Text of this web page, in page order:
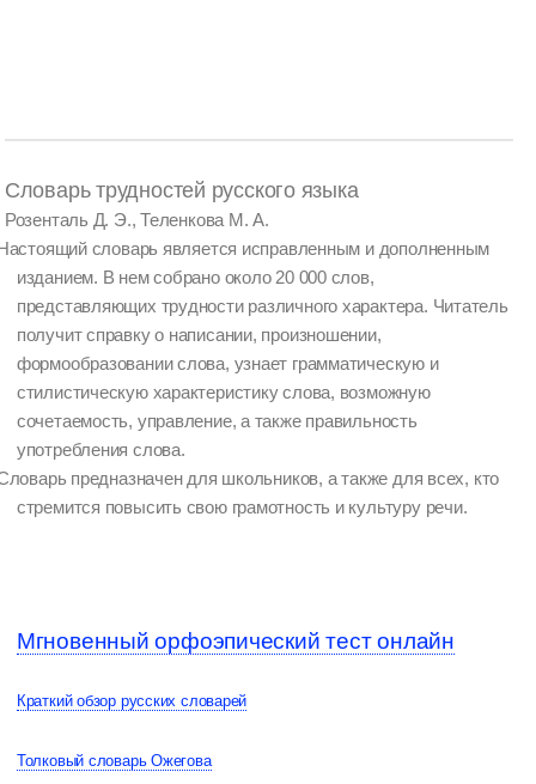
Словарь трудностей русского языка
Розенталь Д. Э., Теленкова М. А.
словарь является исправленным и дополненным
изданием. В нем собрано около 20 000 слов,
представляющих трудности различного характера. Читатель
получит справку о написании, произношении,
формообразовании слова, узнает грамматическую и
стилистическую характеристику слова, возможную
сочетаемость, управление, а также правильность
употребления слова.
предназначен для школьников, а также для всех, кто
стремится повысить свою грамотность и культуру речи.
Мгновенный орфоэпический тест онлайн
Краткий обзор русских словарей
Толковый словарь Ожегова